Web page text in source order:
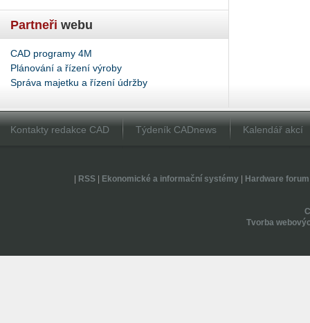
Partneři webu
CAD programy 4M
Plánování a řízení výroby
Správa majetku a řízení údržby
Kontakty redakce CAD Týdeník CADnews Kalendář akcí
RSS| Ekonomické a informační systémy| Hardware forum
Tvorba